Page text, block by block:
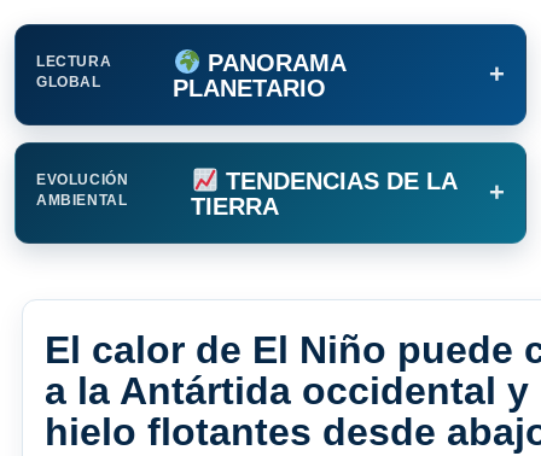
LECTURA
GLOBAL
PANORAMA
PLANETARIO
+
EVOLUCIÓN
AMBIENTAL
TENDENCIAS DE LA
TIERRA
+
El calor de El Niño puede
a la Antártida occidental
hielo flotantes desde